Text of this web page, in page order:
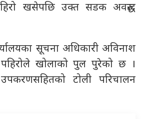
खसेपछि उक्त सडक अवरुद्ध
सूचना अधिकारी अविनाश
खोलाको पुल पुरेको छ ।
टोली परिचालन